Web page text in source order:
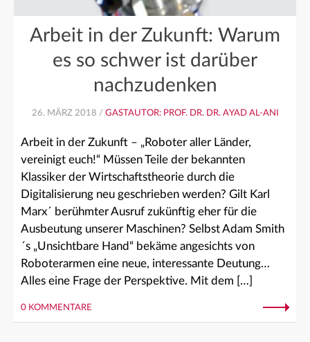
Arbeit in der Zukunft: Warum
es so schwer ist darüber
nachzudenken
26. MÄRZ 2018 / GASTAUTOR: PROF. DR. DR. AYAD AL-ANI
Arbeit in der Zukunft – „Roboter aller Länder,
vereinigt euch!“ Müssen Teile der bekannten
Klassiker der Wirtschaftstheorie durch die
Digitalisierung neu geschrieben werden? Gilt Karl
Marx´ berühmter Ausruf zukünftig eher für die
Ausbeutung unserer Maschinen? Selbst Adam Smith
´s „Unsichtbare Hand“ bekäme angesichts von
Roboterarmen eine neue, interessante Deutung…
Alles eine Frage der Perspektive. Mit dem […]
0 KOMMENTARE